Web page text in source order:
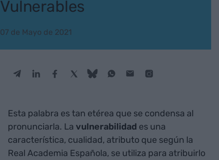
Vulnerables
07 de Mayo de 2021
Esta palabra es tan etérea que se condensa al
pronunciarla. La vulnerabilidad es una
característica, cualidad, atributo que según la
Real Academia Española, se utiliza para atribuirlo